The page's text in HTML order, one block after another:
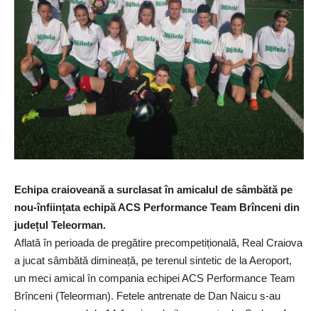
Echipa craioveană a surclasat în amicalul de sâmbătă pe
nou-înființata echipă ACS Performance Team Brînceni din
județul Teleorman.
Aflată în perioada de pregătire precompetițională, Real Craiova
a jucat sâmbătă dimineață, pe terenul sintetic de la Aeroport,
un meci amical în compania echipei ACS Performance Team
Brînceni (Teleorman). Fetele antrenate de Dan Naicu s-au